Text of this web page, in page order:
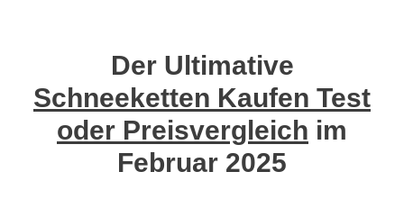
Der Ultimative
Schneeketten Kaufen Test
oder Preisvergleich im
Februar 2025